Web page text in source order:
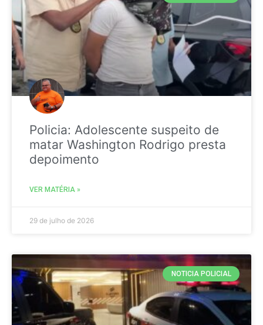
Policia: Adolescente suspeito de
matar Washington Rodrigo presta
depoimento
VER MATÉRIA »
29 de julho de 2026
NOTICIA POLICIAL